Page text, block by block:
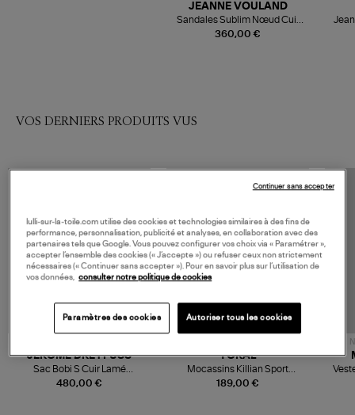
360,00 €
JEANNE VOULAND
Sandales Sublim Nœud Cuir
Suédé Taupe
VOS DERNIERS PRODUITS VUS
480,00 €
JEROME DREYFUSS
Sac Bobi S Cuir Lamé
Champagne
189,00 €
TORAL
Mocassins Killian Sport
Mousse
lulli-sur-la-toile.com utilise des cookies et technologies similaires à des fins de
performance, personnalisation, publicité et analyses, en collaboration avec des
partenaires tels que Google. Vous pouvez configurer vos choix via « Paramétrer »,
accepter l’ensemble des cookies (« J’accepte ») ou refuser ceux non strictement
nécessaires (« Continuer sans accepter »). Pour en savoir plus sur l’utilisation de
vos données, consulter notre politique de cookies
Paramètres des cookies Autoriser tous les cookies
Continuer sans accepter